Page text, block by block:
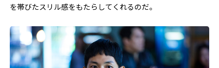
を帯びたスリル感をもたらしてくれるのだ。